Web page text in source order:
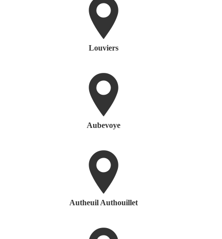
Louviers
Aubevoye
Autheuil Authouillet